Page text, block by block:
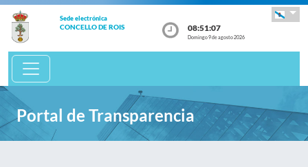
Sede electrónica
CONCELLO DE ROIS 08:51:07
Domingo 9 de agosto 2026
Portal de Transparencia